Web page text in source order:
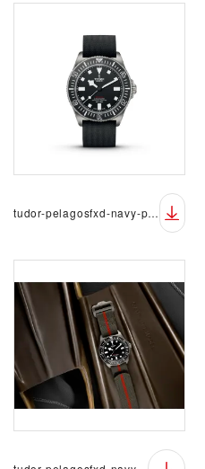
tudor-pelagosfxd-navy-packshot-01-white